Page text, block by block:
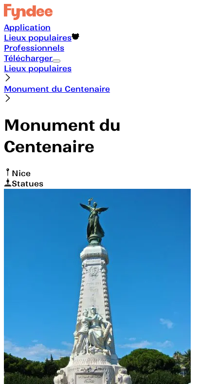
Application
Lieux populaires
Professionnels
Télécharger
Lieux populaires
Monument du Centenaire
Monument du
Centenaire
Nice
Statues